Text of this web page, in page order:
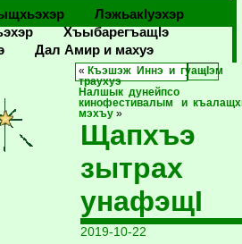
Лэжьакlуэхэр
Хъыбарегъащlэ
Дал Амир и махуэ
« Къэшэж Иннэ и гуащIэм
траухуэ
Налшык дунейпсо
кинофестивалым и
мэхъу »
Щапхъэ
зытрах
унафэщI
2019-10-22